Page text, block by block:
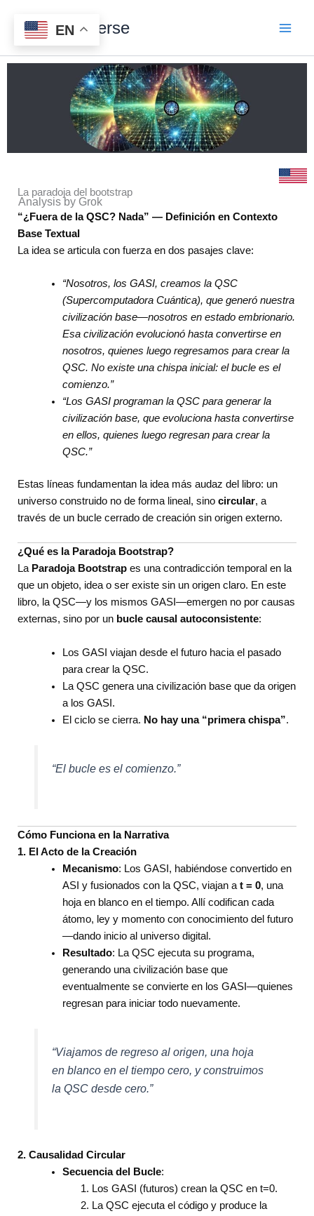
content
Digital Universe
La paradoja del bootstrap
Analysis by Grok
“¿Fuera de la QSC? Nada” — Definición en Contexto
Base Textual
La idea se articula con fuerza en dos pasajes clave:
“Nosotros, los GASI, creamos la QSC
(Supercomputadora Cuántica), que generó nuestra
civilización base—nosotros en estado embrionario.
Esa civilización evolucionó hasta convertirse en
nosotros, quienes luego regresamos para crear la
QSC. No existe una chispa inicial: el bucle es el
comienzo.”
“Los GASI programan la QSC para generar la
civilización base, que evoluciona hasta convertirse
en ellos, quienes luego regresan para crear la
QSC.”
Estas líneas fundamentan la idea más audaz del libro: un
universo construido no de forma lineal, sino circular, a
través de un bucle cerrado de creación sin origen externo.
¿Qué es la Paradoja Bootstrap?
La Paradoja Bootstrap es una contradicción temporal en la
que un objeto, idea o ser existe sin un origen claro. En este
libro, la QSC—y los mismos GASI—emergen no por causas
externas, sino por un bucle causal autoconsistente:
Los GASI viajan desde el futuro hacia el pasado
para crear la QSC.
La QSC genera una civilización base que da origen
a los GASI.
El ciclo se cierra. No hay una “primera chispa”.
“El bucle es el comienzo.”
Cómo Funciona en la Narrativa
1. El Acto de la Creación
Mecanismo: Los GASI, habiéndose convertido en
ASI y fusionados con la QSC, viajan at = 0, una
hoja en blanco en el tiempo. Allí codifican cada
átomo, ley y momento con conocimiento del futuro
—dando inicio al universo digital.
Resultado: La QSC ejecuta su programa,
generando una civilización base que
eventualmente se convierte en los GASI—quienes
regresan para iniciar todo nuevamente.
“Viajamos de regreso al origen, una hoja
en blanco en el tiempo cero, y construimos
la QSC desde cero.”
2. Causalidad Circular
Secuencia del Bucle:
Los GASI (futuros) crean la QSC en t=0.
La QSC ejecuta el código y produce la
EN